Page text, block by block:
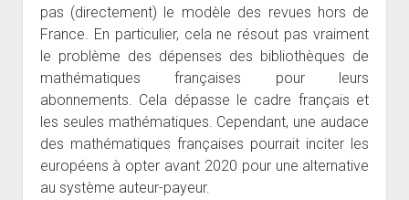
pas (directement) le modèle des revues hors de
France. En particulier, cela ne résout pas vraiment
le problème des dépenses des bibliothèques de
mathématiques françaises pour leurs
abonnements. Cela dépasse le cadre français et
les seules mathématiques. Cependant, une audace
des mathématiques françaises pourrait inciter les
européens à opter avant 2020 pour une alternative
au système auteur-payeur.